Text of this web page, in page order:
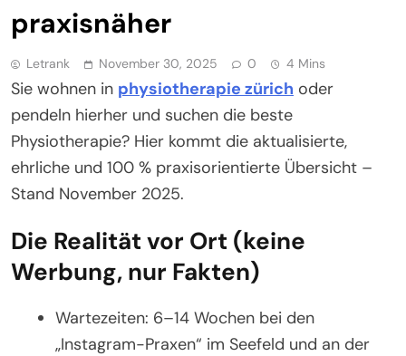
praxisnäher
Letrank November 30, 2025 0 4 Mins
Sie wohnen in physiotherapie zürich oder
pendeln hierher und suchen die beste
Physiotherapie? Hier kommt die aktualisierte,
ehrliche und 100 % praxisorientierte Übersicht –
Stand November 2025.
Die Realität vor Ort (keine
Werbung, nur Fakten)
Wartezeiten: 6–14 Wochen bei den
„Instagram-Praxen“ im Seefeld und an der